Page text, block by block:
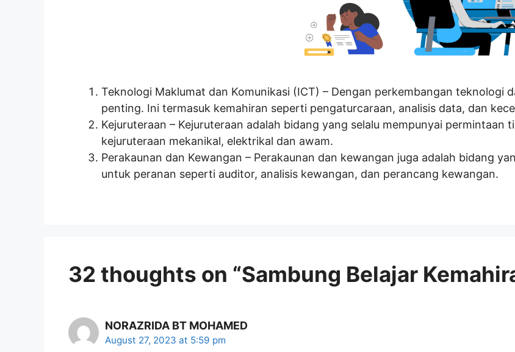
Teknologi Maklumat dan Komunikasi (ICT) – Dengan perkembangan teknologi
penting. Ini termasuk kemahiran seperti pengaturcaraan, analisis data, dan
Kejuruteraan – Kejuruteraan adalah bidang yang selalu mempunyai
kejuruteraan mekanikal, elektrikal dan awam.
Perakaunan dan Kewangan – Perakaunan dan kewangan juga adalah bidang
untuk peranan seperti auditor, analisis kewangan, dan perancang kewangan.
32 thoughts on “Sambung Belajar
NORAZRIDA BT MOHAMED
August 27, 2023 at 5:59 pm